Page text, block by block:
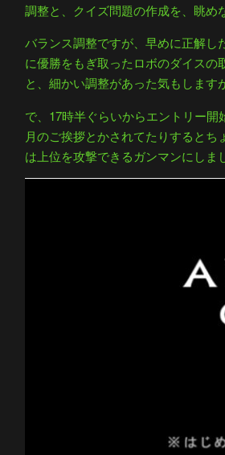
調整と、クイズ問題の作成を、眺め
バランス調整ですが、早めに正解
に優勝をもぎ取ったロボのダイス
と、細かい調整があった気もします
で、17時半ぐらいからエントリー
月のご挨拶とかされてたりすると
は上位を攻撃できるガンマンにしま